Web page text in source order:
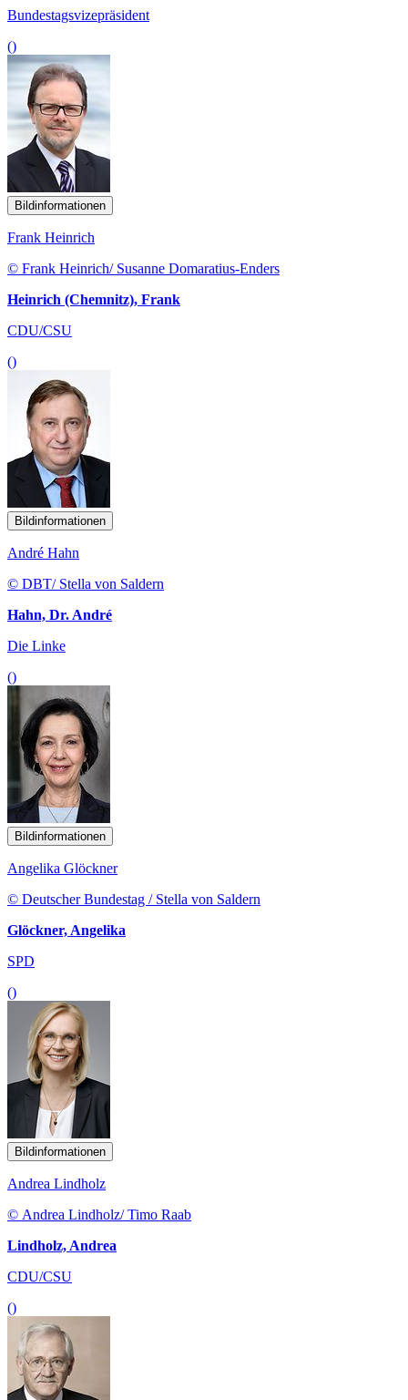
Bundestagsvizepräsident
()
Bildinformationen
Frank Heinrich
© Frank Heinrich/ Susanne Domaratius-Enders
Heinrich (Chemnitz), Frank
CDU/CSU
()
Bildinformationen
André Hahn
© DBT/ Stella von Saldern
Hahn, Dr. André
Die Linke
()
Bildinformationen
Angelika Glöckner
© Deutscher Bundestag / Stella von Saldern
Glöckner, Angelika
SPD
()
Bildinformationen
Andrea Lindholz
© Andrea Lindholz/ Timo Raab
Lindholz, Andrea
CDU/CSU
()